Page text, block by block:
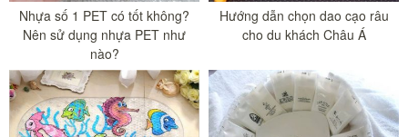
Nhựa số 1 PET có tốt không?
Nên sử dụng nhựa PET như
nào?
Hướng dẫn chọn dao cạo râu
cho du khách Châu Á